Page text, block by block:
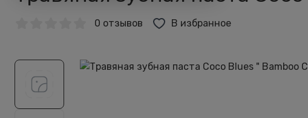
0 отзывов В избранное